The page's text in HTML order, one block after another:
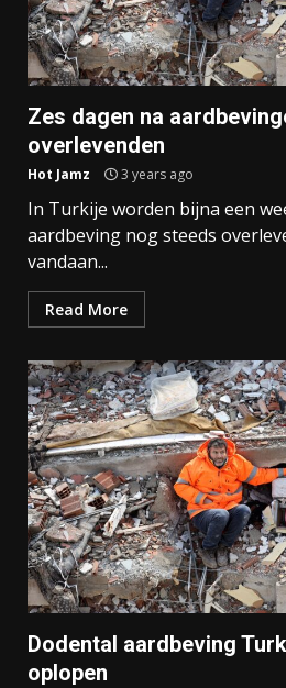
Zes dagen na
overlevenden
Hot Jamz 3 years ago
In Turkije worden bijna een
aardbeving nog steeds
vandaan...
Read More
Dodental aardbeving
oplopen